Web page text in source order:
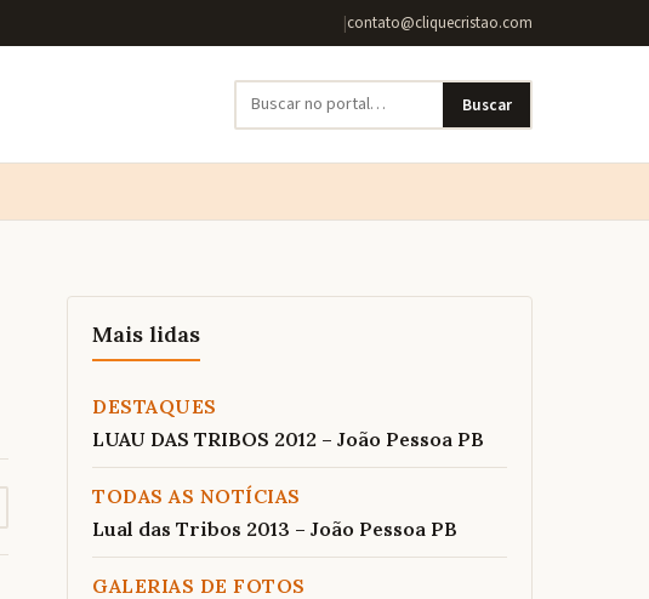
|contato@cliquecristao.com
Buscar
Mais lidas
DESTAQUES
LUAU DAS TRIBOS 2012 – João Pessoa PB
TODAS AS NOTÍCIAS
Lual das Tribos 2013 – João Pessoa PB
GALERIAS DE FOTOS